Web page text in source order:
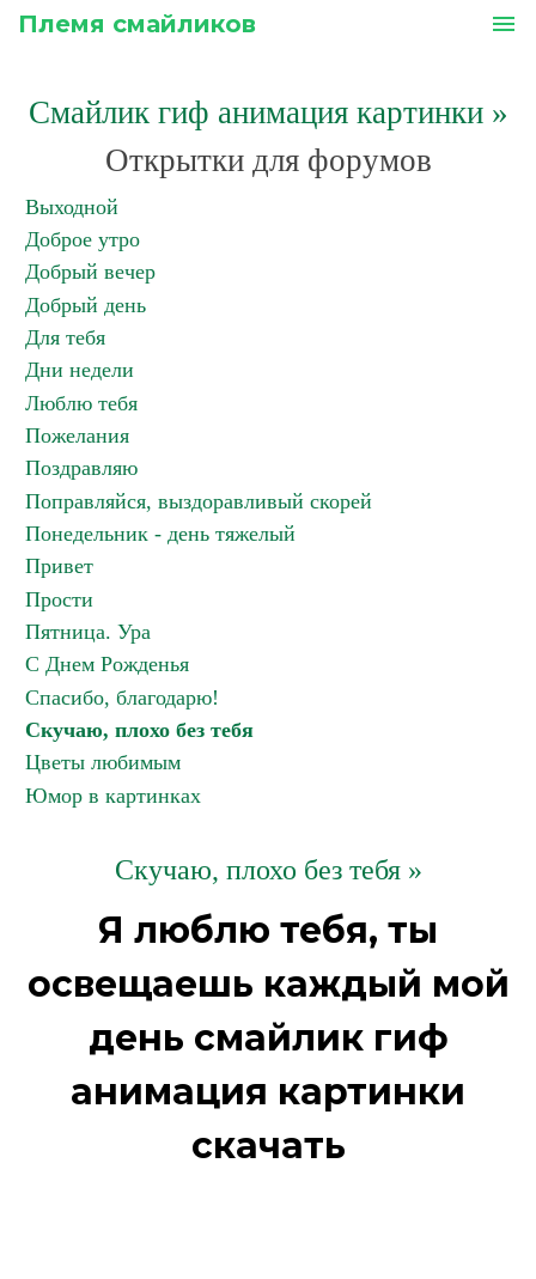
Племя смайликов menu
Смайлик гиф анимация картинки»
Открытки для форумов
Выходной
Доброе утро
Добрый вечер
Добрый день
Для тебя
Дни недели
Люблю тебя
Пожелания
Поздравляю
Поправляйся, выздоравливый скорей
Понедельник - день тяжелый
Привет
Прости
Пятница. Ура
С Днем Рожденья
Спасибо, благодарю!
Скучаю, плохо без тебя
Цветы любимым
Юмор в картинках
Скучаю, плохо без тебя »
Я люблю тебя, ты
освещаешь каждый мой
день смайлик гиф
анимация картинки
скачать